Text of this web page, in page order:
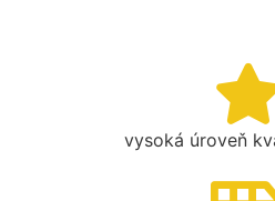
vysoká úroveň